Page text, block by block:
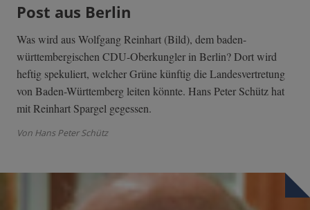
Post aus Berlin
Was wird aus Wolfgang Reinhart (Bild), dem baden-
württembergischen CDU-Oberkungler in Berlin? Dort wird
heftig spekuliert, welcher Grüne künftig die Landesvertretung
von Baden-Württemberg leiten könnte. Hans Peter Schütz hat
mit Reinhart Spargel gegessen.
Von Hans Peter Schütz